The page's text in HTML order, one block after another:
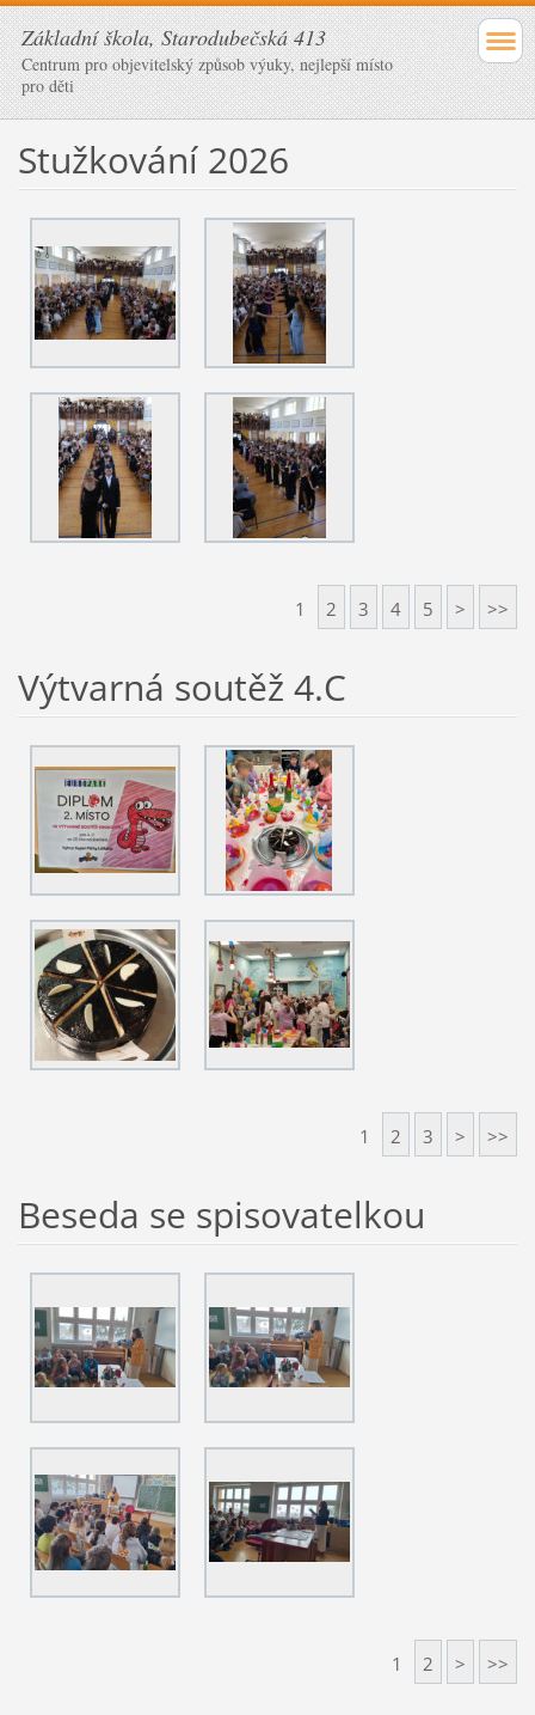
Základní škola, Starodubečská 413
Centrum pro objevitelský způsob výuky, nejlepší místo
pro děti
Stužkování 2026
1 2 3 4 5 > >>
Výtvarná soutěž 4.C
1 2 3 > >>
Beseda se spisovatelkou
1 2 > >>